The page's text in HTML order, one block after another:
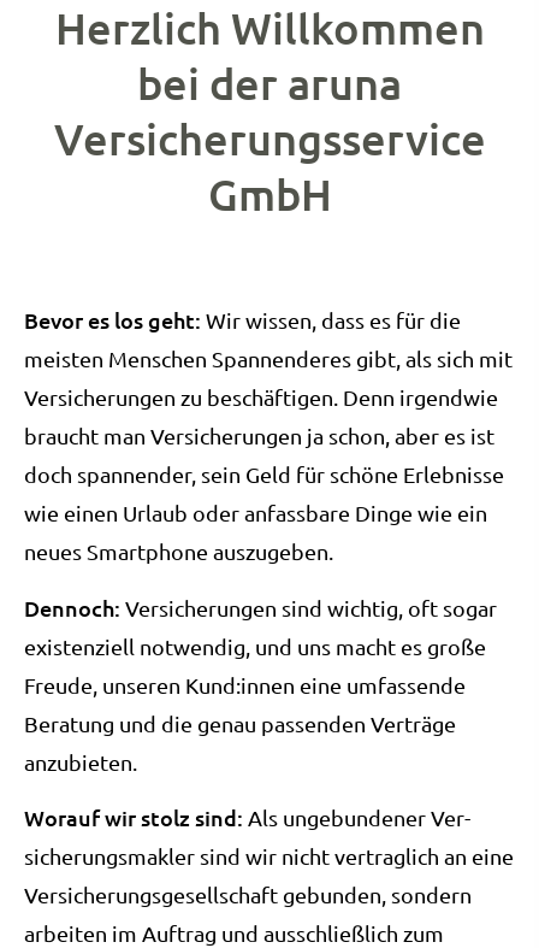
Herzlich Willkommen
bei der aruna
Versicherungsservice
GmbH
Bevor es los geht: Wir wissen, dass es für die
meisten Menschen Spannenderes gibt, als sich mit
Versicherungen zu beschäftigen. Denn irgendwie
braucht man Versicherungen ja schon, aber es ist
doch spannender, sein Geld für schöne Erlebnisse
wie einen Urlaub oder anfassbare Dinge wie ein
neues Smartphone auszugeben.
Dennoch: Versicherungen sind wichtig, oft sogar
existenziell notwendig, und uns macht es große
Freude, unseren Kund:innen eine umfassende
Beratung und die genau passenden Verträge
anzubieten.
Worauf wir stolz sind: Als ungebundener Ver­
sicherungs­makler sind wir nicht vertraglich an eine
Versicherungsgesellschaft gebunden, sondern
arbeiten im Auftrag und ausschließlich zum